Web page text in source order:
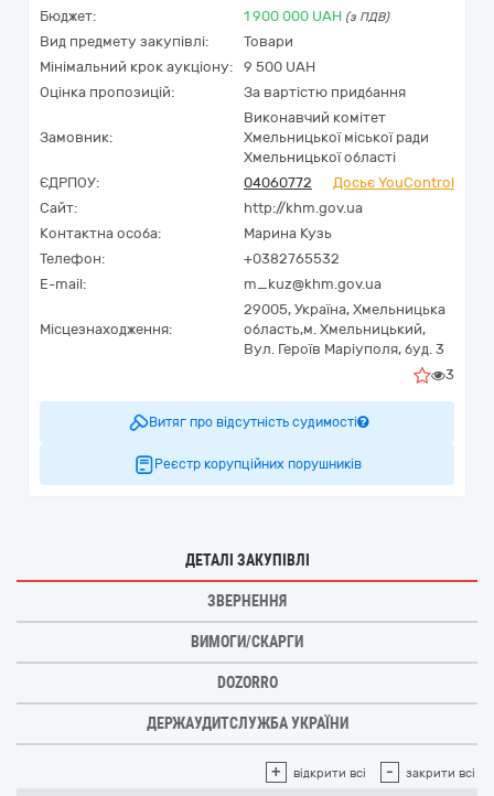
Бюджет: 1 900 000 UAH (з ПДВ)
Вид предмету закупівлі:
Товари
Мінімальний крок аукціону:
9 500 UAH
Оцінка пропозицій:
За вартістю придбання
Замовник:
Виконавчий комітет
Хмельницької міської ради
Хмельницької області
ЄДРПОУ:
04060772
Досьє YouControl
Сайт:
http://khm.gov.ua
Контактна особа:
Марина Кузь
Телефон:
+0382765532
E-mail:
m_kuz@khm.gov.ua
Місцезнаходження:
29005, Україна, Хмельницька
область,м. Хмельницький,
Вул. Героїв Маріуполя, буд. 3
3
Витяг про відсутність судимості
Реєстр корупційних порушників
ДЕТАЛІ ЗАКУПІВЛІ
ЗВЕРНЕННЯ
ВИМОГИ/СКАРГИ
DOZORRO
ДЕРЖАУДИТСЛУЖБА УКРАЇНИ
+ відкрити всі - закрити всі